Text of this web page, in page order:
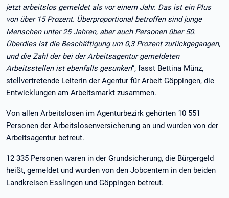
jetzt arbeitslos gemeldet als vor einem Jahr. Das ist ein Plus
von über 15 Prozent. Überproportional betroffen sind junge
Menschen unter 25 Jahren, aber auch Personen über 50.
Überdies ist die Beschäftigung um 0,3 Prozent zurückgegangen,
und die Zahl der bei der Arbeitsagentur gemeldeten
Arbeitsstellen ist ebenfalls gesunken“, fasst Bettina Münz,
stellvertretende Leiterin der Agentur für Arbeit Göppingen, die
Entwicklungen am Arbeitsmarkt zusammen.
Von allen Arbeitslosen im Agenturbezirk gehörten 10 551
Personen der Arbeitslosenversicherung an und wurden von der
Arbeitsagentur betreut.
12 335 Personen waren in der Grundsicherung, die Bürgergeld
heißt, gemeldet und wurden von den Jobcentern in den beiden
Landkreisen Esslingen und Göppingen betreut.